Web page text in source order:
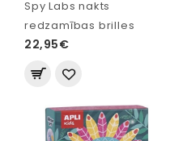
Spy Labs nakts
redzamības brilles
22,95€